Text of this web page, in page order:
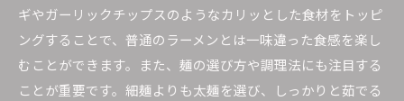
ギやガーリックチップスのようなカリッとした食材をトッピ
ングすることで、普通のラーメンとは一味違った食感を楽し
むことができます。また、麺の選び方や調理法にも注目する
ことが重要です。細麺よりも太麺を選び、しっかりと茹でる